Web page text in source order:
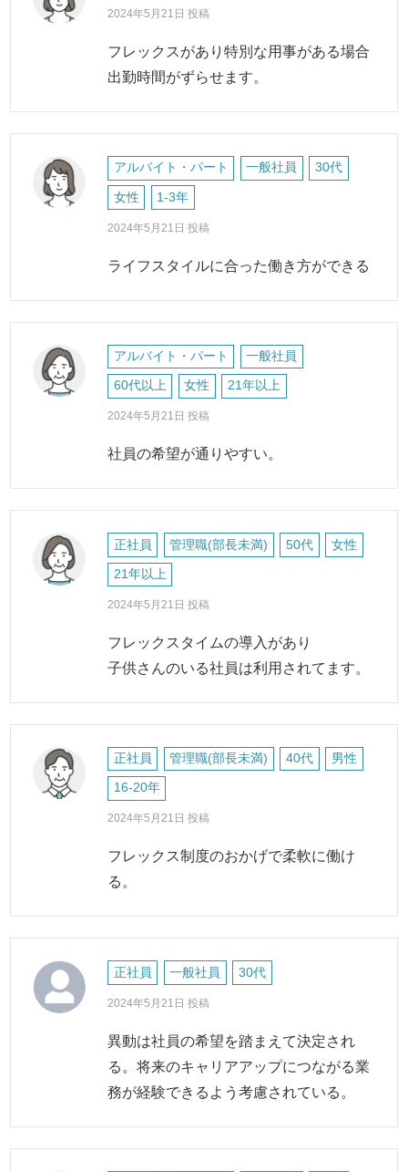
2024年5月21日 投稿
フレックスがあり特別な用事がある場合
出勤時間がずらせます。
アルバイト・パート 一般社員 30代
女性 1-3年
2024年5月21日 投稿
ライフスタイルに合った働き方ができる
アルバイト・パート 一般社員
60代以上 女性 21年以上
2024年5月21日 投稿
社員の希望が通りやすい。
正社員 管理職(部長未満) 50代 女性
21年以上
2024年5月21日 投稿
フレックスタイムの導入があり
子供さんのいる社員は利用されてます。
正社員 管理職(部長未満) 40代 男性
16-20年
2024年5月21日 投稿
フレックス制度のおかげで柔軟に働け
る。
正社員 一般社員 30代
2024年5月21日 投稿
異動は社員の希望を踏まえて決定され
る。将来のキャリアアップにつながる業
務が経験できるよう考慮されている。